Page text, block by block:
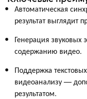
Автоматическая
результат выглядит
Генерация
содержанию видео.
Поддержка
видеоанализу —
результатом.